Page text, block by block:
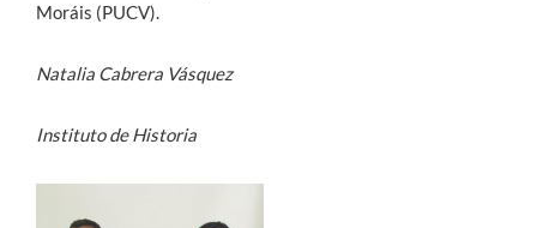
Moráis (PUCV).
Natalia Cabrera Vásquez
Instituto de Historia